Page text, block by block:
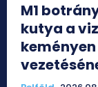
M1
kutya a